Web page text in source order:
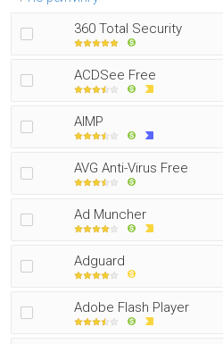
360 Total Security
ACDSee Free
AIMP
AVG Anti-Virus Free
Ad Muncher
Adguard
Adobe Flash Player